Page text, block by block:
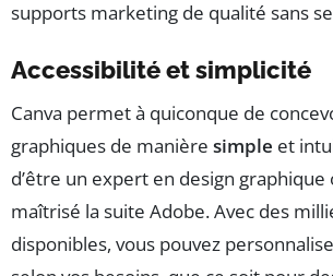
supports marketing de qualité sans
Accessibilité et simplicité
Canva permet à quiconque de
graphiques de manière simple et
d’être un expert en design graphique
maîtrisé la suite Adobe. Avec des
disponibles, vous pouvez